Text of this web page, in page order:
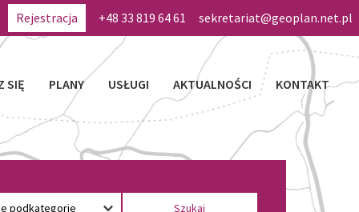
Rejestracja +48 33 819 64 61 sekretariat@geoplan.net.pl
SIĘ PLANY USŁUGI AKTUALNOŚCI KONTAKT